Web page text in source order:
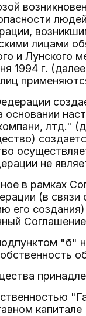
лицами
и Лунского
1994 г.
лтд."
не
в рамках
(в
его
"б"
капитале